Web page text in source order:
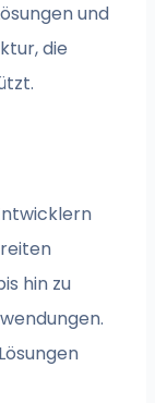
und
die
hin zu